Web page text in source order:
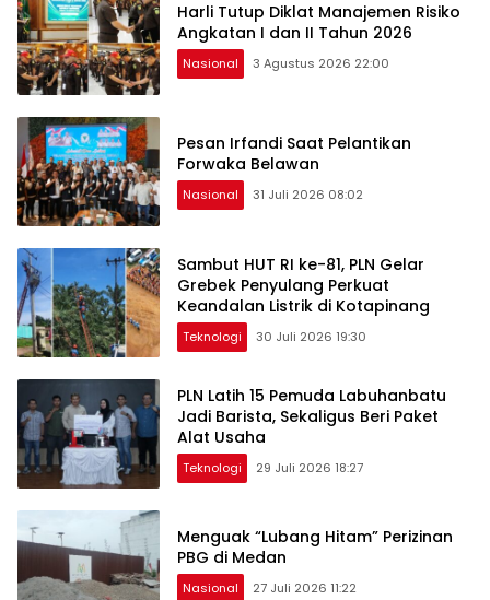
Harli Tutup Diklat Manajemen Risiko
Angkatan I dan II Tahun 2026
Nasional 3 Agustus 2026 22:00
Pesan Irfandi Saat Pelantikan
Forwaka Belawan
Nasional 31 Juli 2026 08:02
Sambut HUT RI ke-81, PLN Gelar
Grebek Penyulang Perkuat
Keandalan Listrik di Kotapinang
Teknologi 30 Juli 2026 19:30
PLN Latih 15 Pemuda Labuhanbatu
Jadi Barista, Sekaligus Beri Paket
Alat Usaha
Teknologi 29 Juli 2026 18:27
Menguak “Lubang Hitam” Perizinan
PBG di Medan
Nasional 27 Juli 2026 11:22